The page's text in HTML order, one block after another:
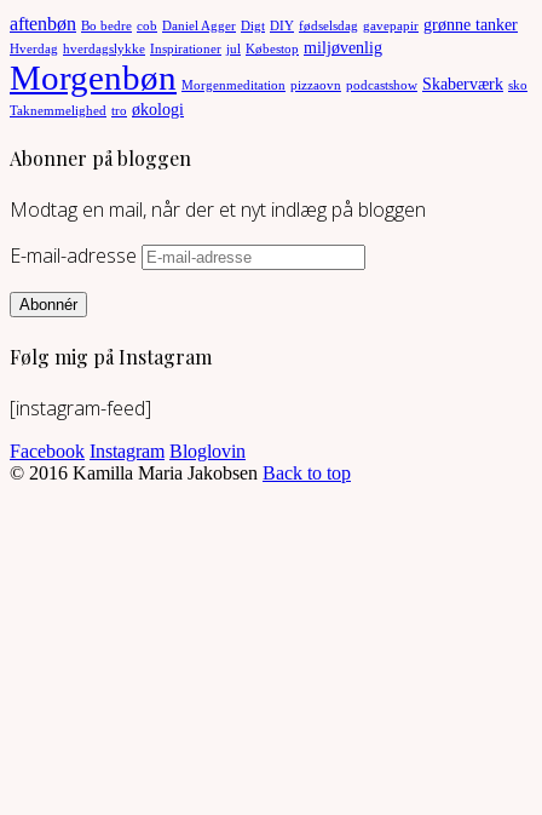
aftenbøn Bo bedre cob Daniel Agger Digt DIY fødselsdag gavepapir grønne tanker
Hverdag hverdagslykke Inspirationer jul Købestop miljøvenlig
Morgenbøn Morgenmeditation pizzaovn podcastshow Skaberværk sko
Taknemmelighed tro økologi
Abonner på bloggen
Modtag en mail, når der et nyt indlæg på bloggen
E-mail-adresse
Abonnér
Følg mig på Instagram
[instagram-feed]
Facebook Instagram Bloglovin
© 2016 Kamilla Maria Jakobsen Back to top